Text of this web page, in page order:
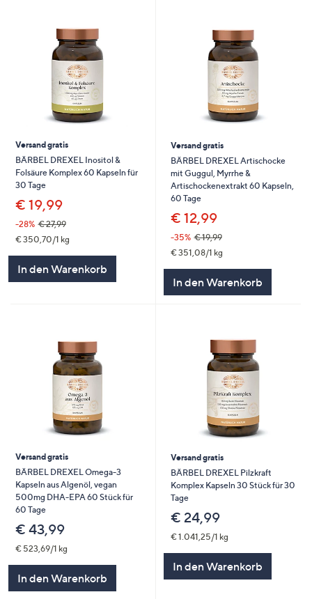
Versand gratis
BÄRBEL DREXEL Inositol &
Folsäure Komplex 60 Kapseln für
30 Tage
€ 19,99
-28% € 27,99
€ 350,70/1 kg
In den Warenkorb
Versand gratis
BÄRBEL DREXEL Artischocke
mit Guggul, Myrrhe &
Artischockenextrakt 60 Kapseln,
60 Tage
€ 12,99
-35% € 19,99
€ 351,08/1 kg
In den Warenkorb
Versand gratis
BÄRBEL DREXEL Omega-3
Kapseln aus Algenöl, vegan
500mg DHA-EPA 60 Stück für
60 Tage
€ 43,99
€ 523,69/1 kg
In den Warenkorb
Versand gratis
BÄRBEL DREXEL Pilzkraft
Komplex Kapseln 30 Stück für 30
Tage
€ 24,99
€ 1.041,25/1 kg
In den Warenkorb